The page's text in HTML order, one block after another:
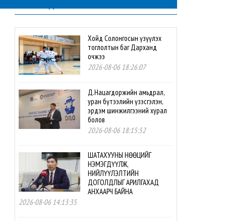
Хойд Солонгосын үзүүлэх
тоглолтын баг Дарханд
очжээ
2026-08-06 18:26:07
Д.Нацагдоржийн амьдрал,
уран бүтээлийн үзэсгэлэн,
эрдэм шинжилгээний хурал
болов
2026-08-06 18:15:52
ШАТАХУУНЫ НӨӨЦИЙГ
НЭМЭГДҮҮЛЖ,
НИЙЛҮҮЛЭЛТИЙН
ДОГОЛДЛЫГ АРИЛГАХАД
АНХААРЧ БАЙНА
2026-08-06 14:13:35